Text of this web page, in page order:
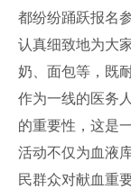
都纷纷踊跃报名
认真细致地为大
奶、面包等，既
作为一线的医务
的重要性，这是
活动不仅为血液
民群众对献血重